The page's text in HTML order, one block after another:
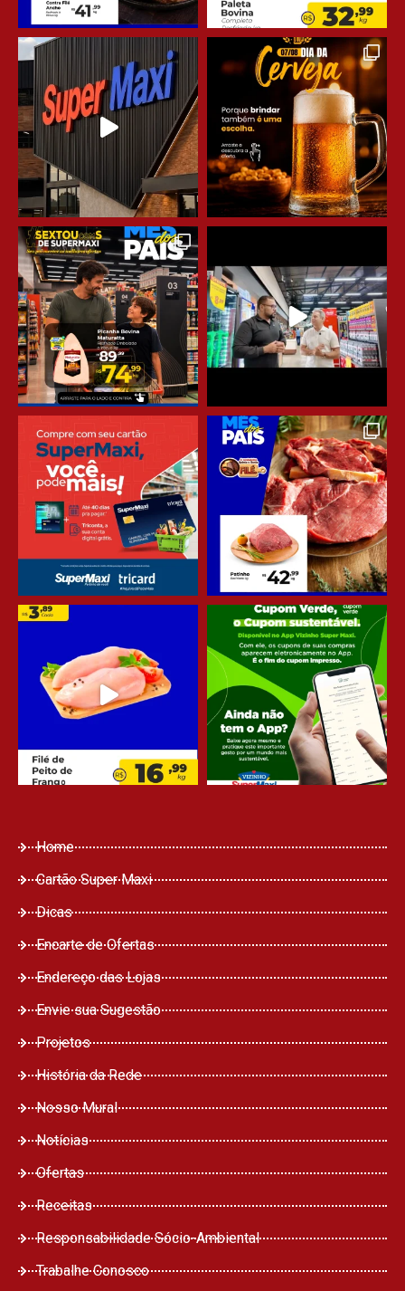
Home
Cartão Super Maxi
Dicas
Encarte de Ofertas
Endereço das Lojas
Envie sua Sugestão
Projetos
História da Rede
Nosso Mural
Notícias
Ofertas
Receitas
Responsabilidade Sócio-Ambiental
Trabalhe Conosco